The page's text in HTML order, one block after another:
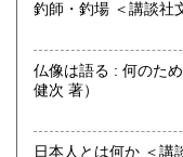
取り扱い分野
哲学宗教、歴史、国
仏像は語る : 何のため
健次 著）